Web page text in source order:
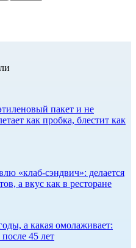
пакет и не
как пробка, блестит как
«клаб-сэндвич»: делается
а вкус как в ресторане
а какая омолаживает:
45 лет